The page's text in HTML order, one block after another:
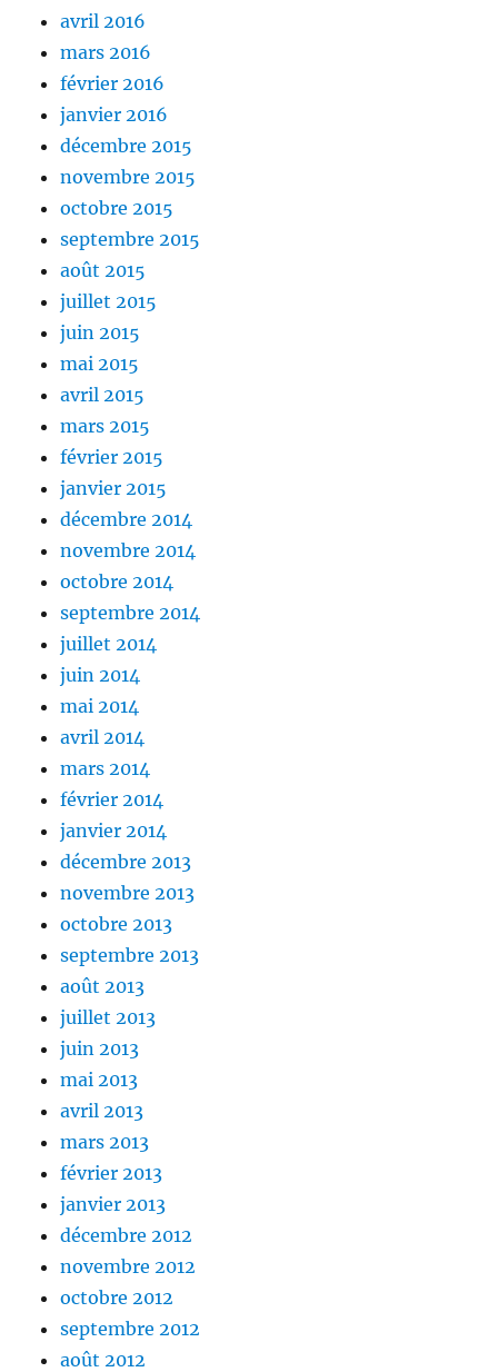
avril 2016
mars 2016
février 2016
janvier 2016
décembre 2015
novembre 2015
octobre 2015
septembre 2015
août 2015
juillet 2015
juin 2015
mai 2015
avril 2015
mars 2015
février 2015
janvier 2015
décembre 2014
novembre 2014
octobre 2014
septembre 2014
juillet 2014
juin 2014
mai 2014
avril 2014
mars 2014
février 2014
janvier 2014
décembre 2013
novembre 2013
octobre 2013
septembre 2013
août 2013
juillet 2013
juin 2013
mai 2013
avril 2013
mars 2013
février 2013
janvier 2013
décembre 2012
novembre 2012
octobre 2012
septembre 2012
août 2012